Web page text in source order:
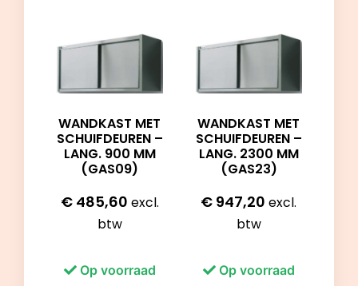
WANDKAST MET
SCHUIFDEUREN –
LANG. 900 MM
(GAS09)
€485,60 excl.
btw
Op voorraad
WANDKAST MET
SCHUIFDEUREN –
LANG. 2300 MM
(GAS23)
€ 947,20 excl.
btw
Op voorraad